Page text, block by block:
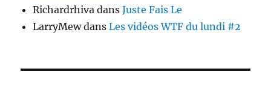
Richardrhiva dansJuste Fais Le
LarryMewdansLes vidéos WTF du lundi #2